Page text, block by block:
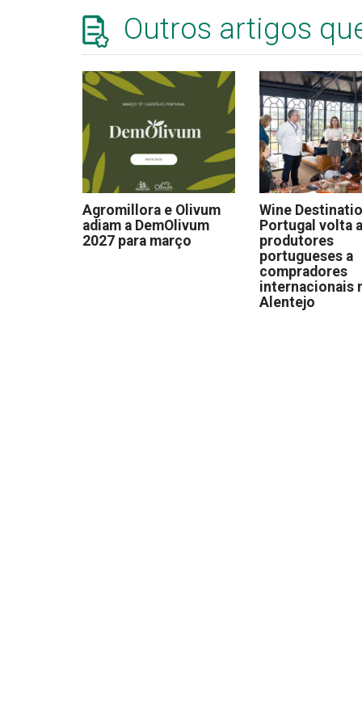
Outros artigos
Agromillora e Olivum
adiam a DemOlivum
2027 para março
Wine
Portugal volta
produtores
portugueses a
compradores
internacionais
Alentejo